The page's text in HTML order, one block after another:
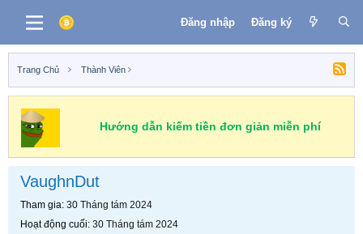
Đăng nhập Đăng ký
Trang Chủ Thành Viên
Hướng dẫn kiếm tiền đơn giản miễn phí
VaughnDut
Tham gia 30 Tháng tám 2024
Hoạt động cuối 30 Tháng tám 2024